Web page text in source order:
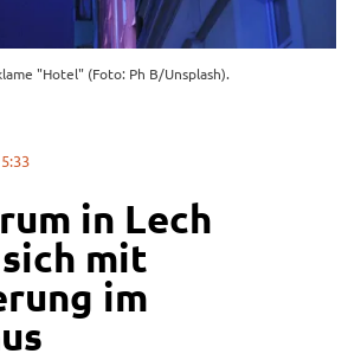
"Hotel" (Foto: Ph B/Unsplash).
in Lech
mit
im